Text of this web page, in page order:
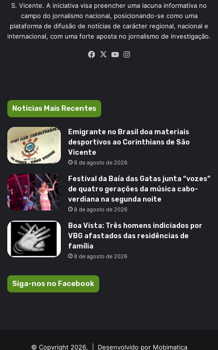
S. Vicente. A iniciativa visa preencher uma lacuna informativa no
campo do jornalismo nacional, posicionando-se como uma
plataforma de difusão de notícias de carácter regional, nacional e
internacional, com uma forte aposta no jornalismo de investigação.
Facebook
X YouTube
Noticias Mais Recentes
Emigrante no Brasil doa materiais
desportivos ao Corinthians de São
Vicente
8 de agosto de 2026
Festival da Baía das Gatas junta “vozes”
de quatro gerações da música cabo-
verdiana na segunda noite
8 de agosto de 2026
Boa Vista: Três homens indiciados por
VBG afastados das residências de
família
8 de agosto de 2026
Siga-nos no Facebook
© Copyright 2026, | Desenvolvido por Mobimatica